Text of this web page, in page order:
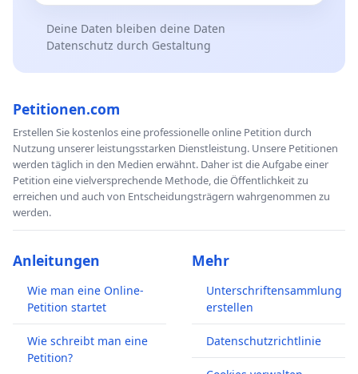
Deine Daten bleiben deine Daten
Datenschutz durch Gestaltung
Petitionen.com
Erstellen Sie kostenlos eine professionelle online Petition durch
Nutzung unserer leistungsstarken Dienstleistung. Unsere Petitionen
werden täglich in den Medien erwähnt. Daher ist die Aufgabe einer
Petition eine vielversprechende Methode, die Öffentlichkeit zu
erreichen und auch von Entscheidungsträgern wahrgenommen zu
werden.
Anleitungen
Wie man eine Online-
Petition startet
Wie schreibt man eine
Petition?
Mehr
Unterschriftensammlung
erstellen
Datenschutzrichtlinie